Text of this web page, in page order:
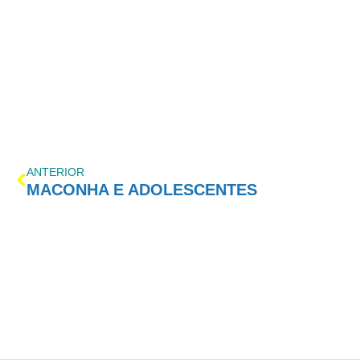
ANTERIOR
MACONHA E ADOLESCENTES